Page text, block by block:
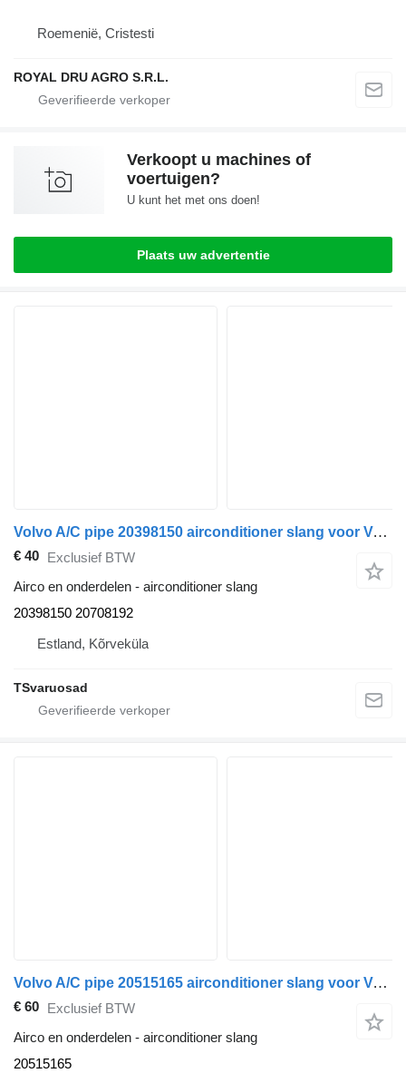
Roemenië, Cristesti
ROYAL DRU AGRO S.R.L.
Verkoopt u machines of
voertuigen?
U kunt het met ons doen!
Plaats uw advertentie
Volvo A/C pipe 20398150 airconditioner slang voor Volvo FM9 vrachtwagen
€ 40 Exclusief BTW
Airco en onderdelen - airconditioner slang
20398150 20708192
Estland, Kõrveküla
TSvaruosad
Volvo A/C pipe 20515165 airconditioner slang voor Volvo FM9 vrachtwagen
€ 60 Exclusief BTW
Airco en onderdelen - airconditioner slang
20515165